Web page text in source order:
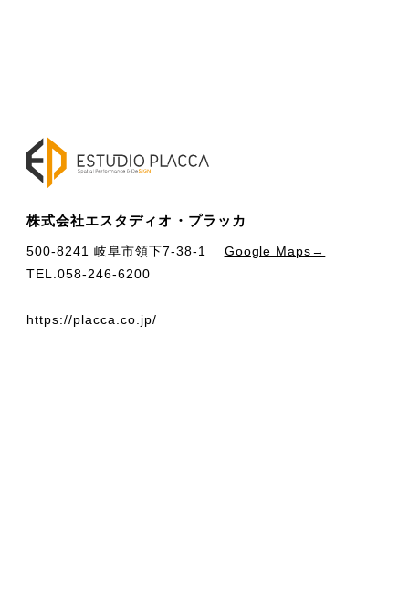
株式会社エスタディオ・プラッカ
500-8241 岐阜市領下7-38-1 Google Maps→
TEL.058-246-6200
https://placca.co.jp/